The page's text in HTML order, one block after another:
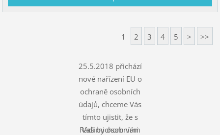
1 2 3 4 5 > >>
25.5.2018 přichází
nové nařízení EU o
ochraně osobních
údajů, chceme Vás
tímto ujistit, že s
Vašimi osobními
Rádi bychom vám